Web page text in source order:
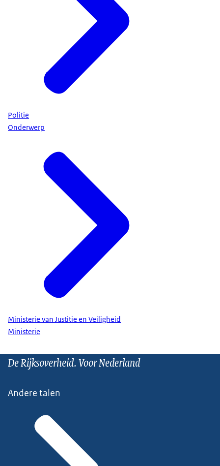
Politie
Onderwerp
Ministerie van Justitie en Veiligheid
Ministerie
De Rijksoverheid. Voor Nederland
Andere talen